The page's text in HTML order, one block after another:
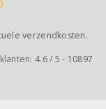
verzendkosten.
4.6/ 5 - 10897